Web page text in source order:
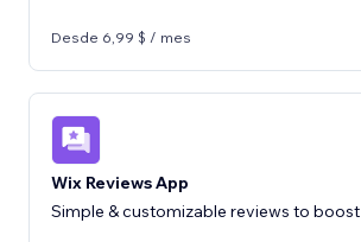
Desde 6,99 $ / mes
Wix Reviews App